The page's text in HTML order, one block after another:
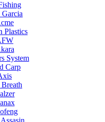
Plastics
System
Carp